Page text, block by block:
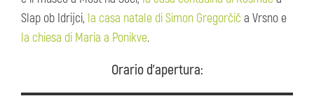
Slap ob Idrijci, la casa natale di Simon Gregorčič a Vrsno e
la chiesa di Maria a Ponikve.
Orario d'apertura: